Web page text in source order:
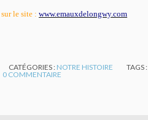
le site : www.emauxdelongwy.com
CATÉGORIES : NOTRE HISTOIRE TAGS :
0 COMMENTAIRE